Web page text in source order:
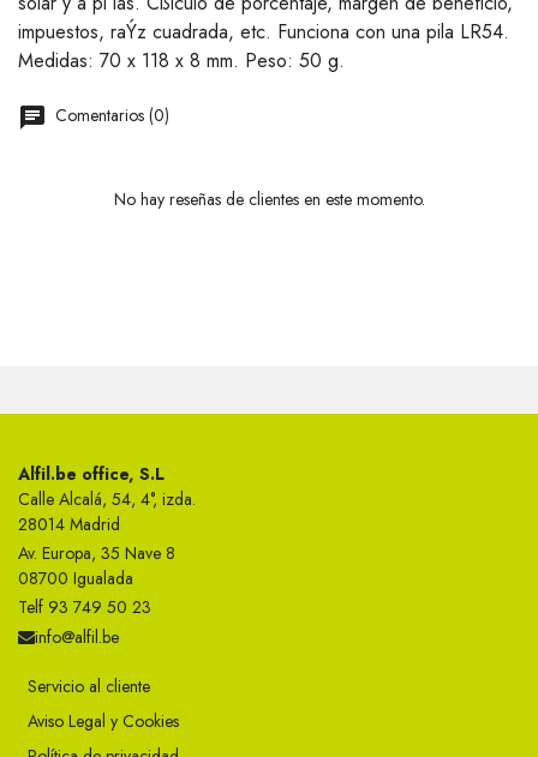
impuestos, raÝz cuadrada, etc. Funciona con una pila LR54.
Medidas: 70 x 118 x 8 mm. Peso: 50 g.
Comentarios (0)
No hay reseñas de clientes en este momento.
Alfil.be office, S.L
Calle Alcalá, 54, 4°, izda.
28014 Madrid
Av. Europa, 35 Nave 8
08700 Igualada
Telf 93 749 50 23
info@alfil.be
Servicio al cliente
Aviso Legal y Cookies